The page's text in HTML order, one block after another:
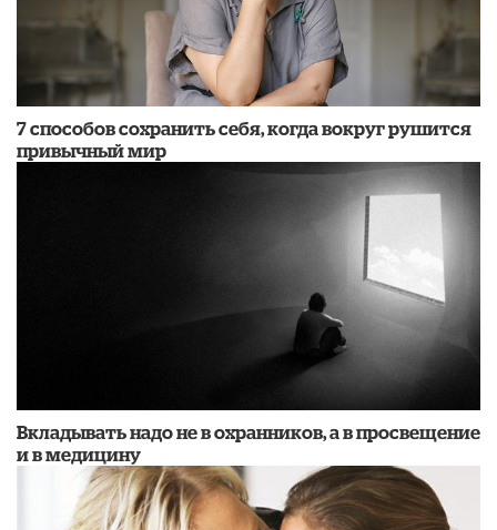
7 способов сохранить себя, когда вокруг рушится
привычный мир
Вкладывать надо не в охранников, а в просвещение
и в медицину